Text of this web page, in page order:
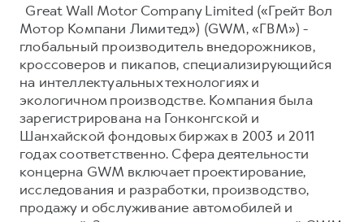
Great Wall Motor Company Limited («Грейт Вол
Мотор Компани Лимитед») (GWM, «ГВМ») -
глобальный производитель внедорожников,
кроссоверов и пикапов, специализирующийся
на интеллектуальных технологиях и
экологичном производстве. Компания была
зарегистрирована на Гонконгской и
Шанхайской фондовых биржах в 2003 и 2011
годах соответственно. Сфера деятельности
концерна GWM включает проектирование,
исследования и разработки, производство,
продажу и обслуживание автомобилей и